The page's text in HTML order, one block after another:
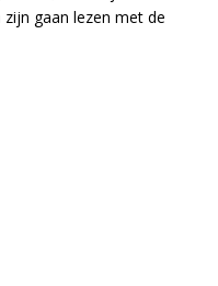
gaan lezen met de